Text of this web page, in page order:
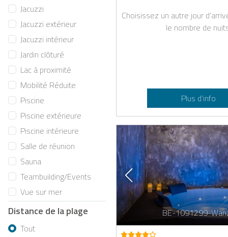
Jacuzzi
Jacuzzi extérieur
Jacuzzi intérieur
Jardin clôturé
Lac à proximité
Mobilité Réduite
Piscine
Piscine extérieure
Piscine intérieure
Salle de réunion
Sauna
Teambuilding/Events
Vue sur mer
Distance de la plage
Tout
Choisissez un autre jour
le nombre de
Plus d’info
BE-1091299-